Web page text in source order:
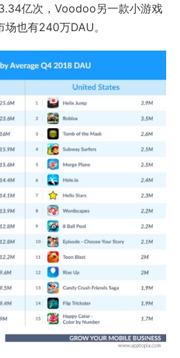
亿次，Voodoo另一款小游戏
场也有240万DAU。